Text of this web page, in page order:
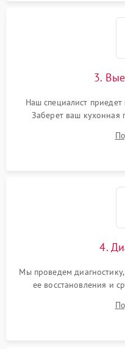
3.
Наш специалист
Заберет ваш кухонная
4.
Мы проведем
ее восстановления и